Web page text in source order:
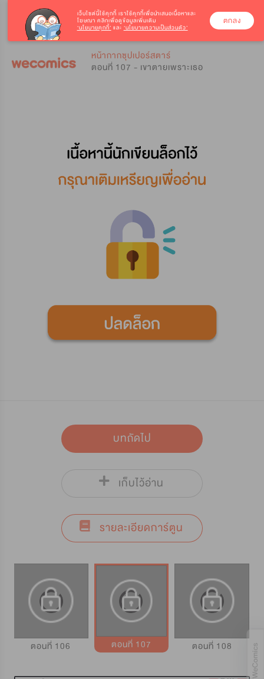
หน้ากากซุปเปอร์สตาร์
ตอนที่ 107 - เขาตายเพราะเธอ
บทถัดไป
เก็บไว้อ่าน
รายละเอียดการ์ตูน
ตอนที่ 106 ตอนที่ 107 ตอนที่ 108
เว็บไซต์นี้ใช้คุกกี้ เราใช้คุกกี้เพื่อนำเสนอเนื้อหาและ
โฆษณา คลิกเพื่อดูข้อมูลเพิ่มเติม
‘นโยบายคุกกี้’ และ ‘นโยบายความเป็นส่วนตัว’
ตกลง